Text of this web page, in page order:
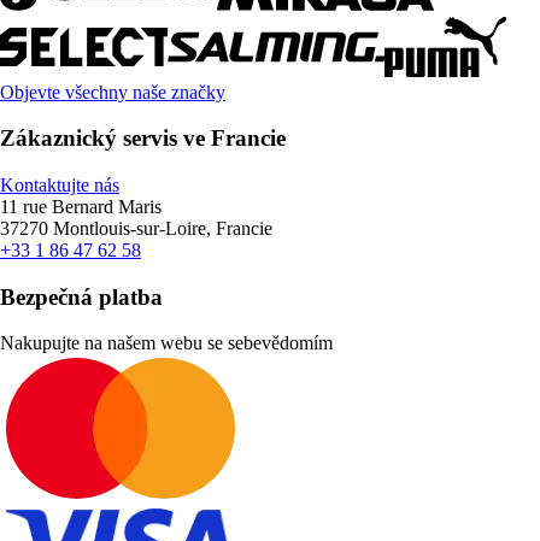
Objevte všechny naše značky
Zákaznický servis ve Francie
Kontaktujte nás
11 rue Bernard Maris
37270 Montlouis-sur-Loire, Francie
+33 1 86 47 62 58
Bezpečná platba
Nakupujte na našem webu se sebevědomím